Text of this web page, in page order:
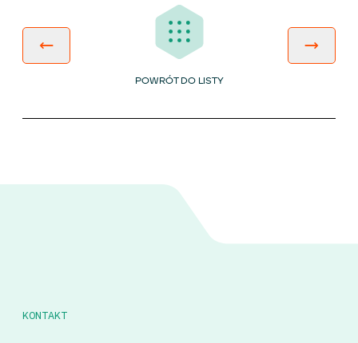
POWRÓT DO LISTY
KONTAKT